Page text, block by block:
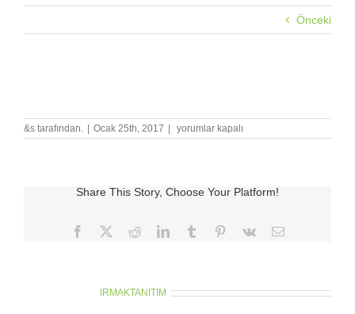
Önceki
&s tarafından. Ocak 25th, 2017
Finchen
´s
yorumlar kapalı
Share This Story, Choose Your Platform!
Facebook RedditLinkedInTumblr Pinterest
Vk
E-
IRMAKTANITIM